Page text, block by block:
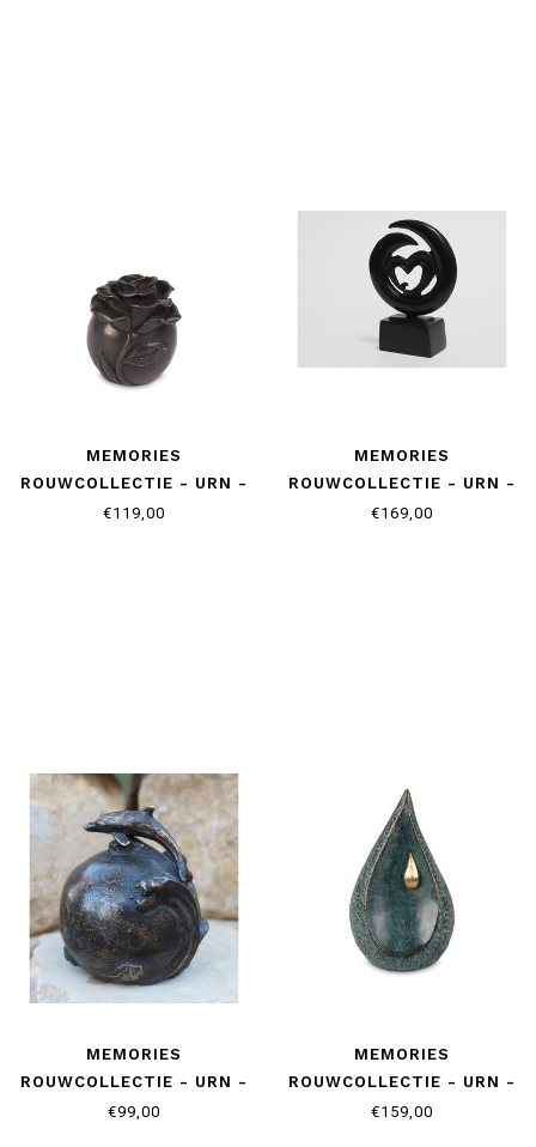
MEMORIES
ROUWCOLLECTIE - URN -
ROOS
€119,00
MEMORIES
ROUWCOLLECTIE - URN -
HART
€169,00
MEMORIES
ROUWCOLLECTIE - URN -
DOLFIJN
€99,00
MEMORIES
ROUWCOLLECTIE - URN -
TEARDROP
€159,00